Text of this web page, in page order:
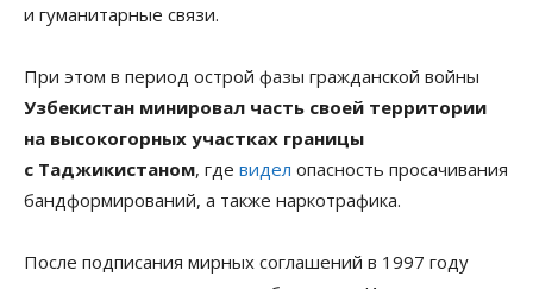
и гуманитарные связи.
При этом в период острой фазы гражданской войны
Узбекистан минировал часть своей территории
на высокогорных участках границы
с Таджикистаном, где видел опасность просачивания
бандформирований, а также наркотрафика.
После подписания мирных соглашений в 1997 году